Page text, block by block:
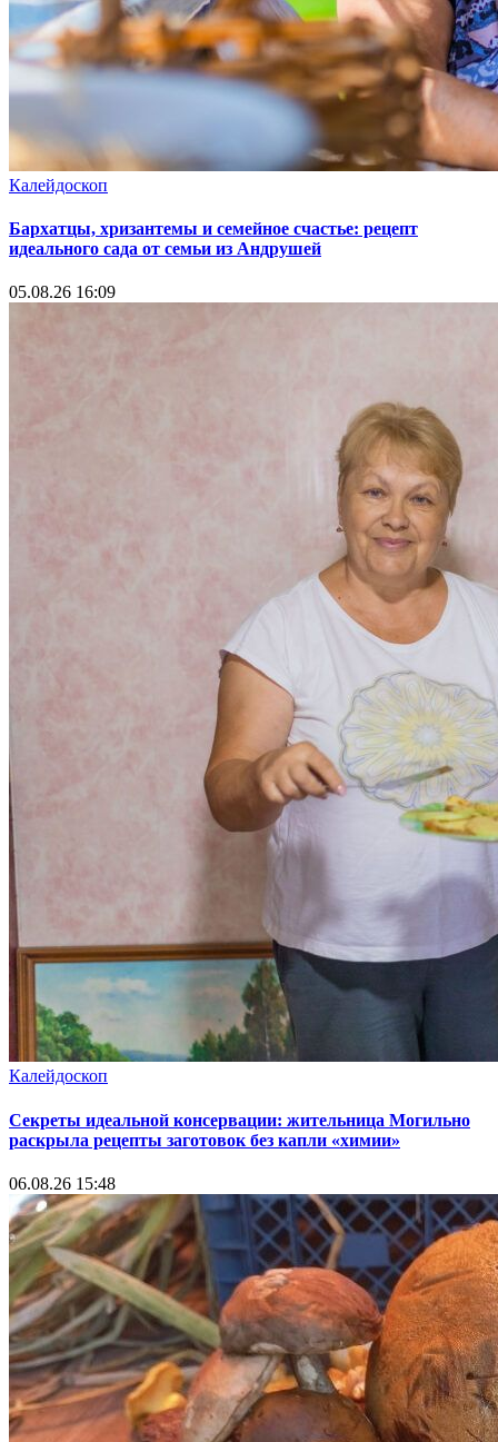
Калейдоскоп
Бархатцы, хризантемы и семейное счастье: рецепт
идеального сада от семьи из Андрушей
05.08.26 16:09
Калейдоскоп
Секреты идеальной консервации: жительница Могильно
раскрыла рецепты заготовок без капли «химии»
06.08.26 15:48